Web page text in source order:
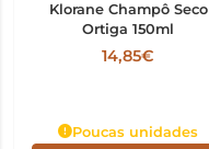
Klorane Champô Seco
Ortiga 150ml
14,85€
Poucas unidades